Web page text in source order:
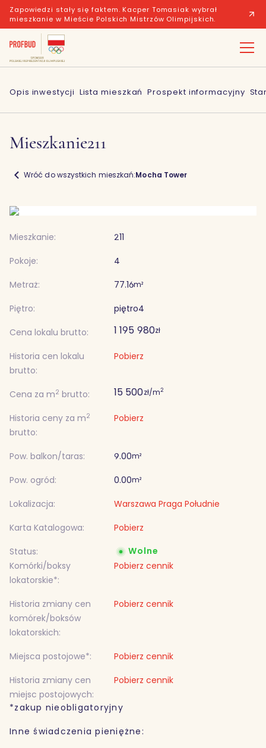
Zapowiedzi stały się faktem. Kacper Tomasiak wybrał
mieszkanie w Mieście Polskich Mistrzów Olimpijskich.
Opis inwestycji Lista mieszkań Prospekt informacyjny
Mieszkanie211
Wróć do wszystkich mieszkań:Mocha Tower
Mieszkanie:
211
Pokoje:
4
Metraż:
77.16m²
Piętro: piętro4
Cena lokalu brutto:
1 195 980zł
Historia cen lokalu
brutto:
Pobierz
Cena za m2 brutto: 15 500zł/m2
Historia ceny za m2
brutto:
Pobierz
Pow. balkon/taras: 9.00m²
Pow. ogród: 0.00m²
Lokalizacja:
Warszawa Praga Południe
Karta Katalogowa:
Pobierz
Status:
Wolne
Komórki/boksy
lokatorskie*:
Pobierz cennik
Historia zmiany cen
komórek/boksów
lokatorskich:
Pobierz cennik
Miejsca postojowe*:
Pobierz cennik
Historia zmiany cen
miejsc postojowych:
Pobierz cennik
*zakup nieobligatoryjny
Inne świadczenia pieniężne: